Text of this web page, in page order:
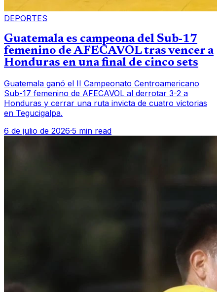
DEPORTES
Guatemala es campeona del Sub-17
femenino de AFECAVOL tras vencer a
Honduras en una final de cinco sets
Guatemala ganó el II Campeonato Centroamericano
Sub-17 femenino de AFECAVOL al derrotar 3-2 a
Honduras y cerrar una ruta invicta de cuatro victorias
en Tegucigalpa.
6 de julio de 2026·5 min read